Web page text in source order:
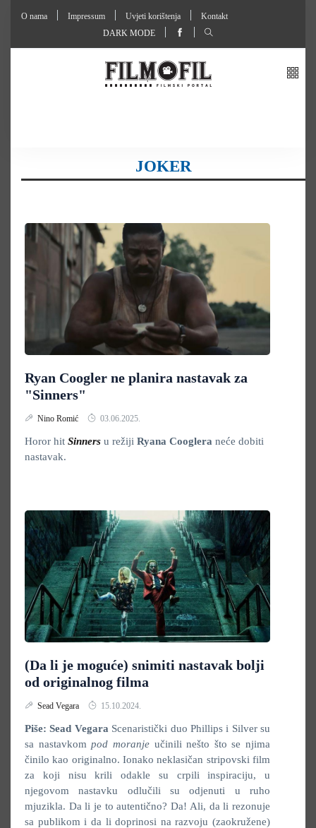
O nama Impressum Uvjeti korištenja
Kontakt
DARK MODE
JOKER
Ryan Coogler ne planira nastavak za
"Sinners"
Nino Romić 03.06.2025.
Horor hit Sinners u režiji Ryana Cooglera neće dobiti
nastavak.
(Da li je moguće) snimiti nastavak bolji
od originalnog filma
Sead Vegara 15.10.2024.
Piše: Sead Vegara Scenaristički duo Phillips i Silver su
sa nastavkompod moranjeučinili nešto što se njima
činilo kao originalno. Ionako neklasičan stripovski film
za koji nisu krili odakle su crpili inspiraciju, u
njegovom nastavku odlučili su odjenuti u ruho
mjuzikla. Da li je to autentično? Da! Ali, da li rezonuje
sa publikom i da li doprinosi na razvoju (zaokružene)